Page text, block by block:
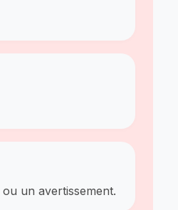
un avertissement.